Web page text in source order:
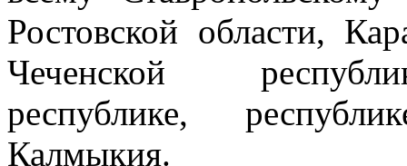
Ростовской области,
Чеченской
республике,
Калмыкия.